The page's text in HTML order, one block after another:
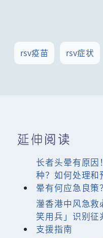
rsv疫苗 rsv症状
延伸阅读
长者头晕有原因
种？如何处理和
晕有何应急良策？
灐香港中风急救
笑用兵」识别征
支援指南